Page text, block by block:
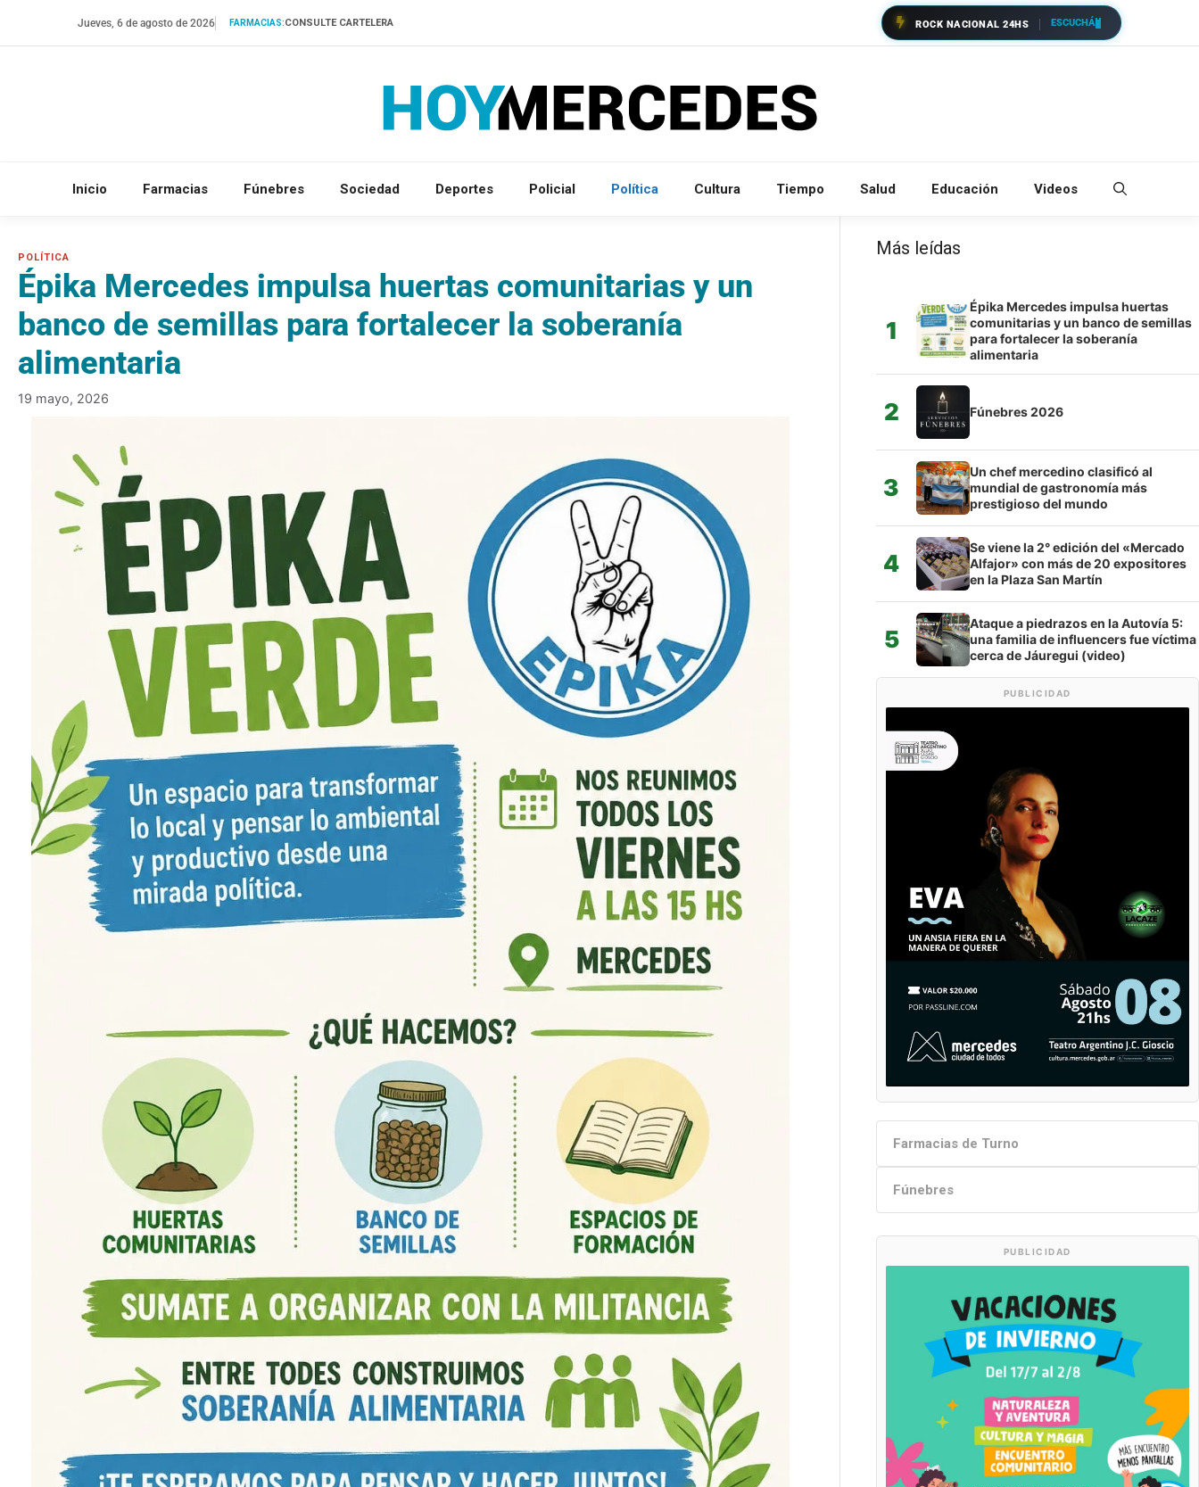
Jueves, 6 de agosto de 2026 FARMACIAS:CONSULTE CARTELERA ROCK NACIONAL 24HS ESCUCHÁ
Inicio Farmacias Fúnebres Sociedad Deportes Policial Política Cultura Tiempo Salud Educación Videos
Épika Mercedes impulsa huertas comunitarias y un
banco de semillas para fortalecer la soberanía
alimentaria
19 mayo, 2026
Más leídas
1
Épika Mercedes impulsa huertas
comunitarias y un banco de semillas
para fortalecer la soberanía
alimentaria
2 Fúnebres 2026
3
Un chef mercedino clasificó al
mundial de gastronomía más
prestigioso del mundo
4
Se viene la 2° edición del «Mercado
Alfajor» con más de 20 expositores
en la Plaza San Martín
5
Ataque a piedrazos en la Autovía 5:
una familia de influencers fue víctima
cerca de Jáuregui (video)
PUBLICIDAD
Farmacias de Turno
Fúnebres
PUBLICIDAD